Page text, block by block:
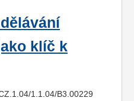
klíč k
1.1.04/B3.00229